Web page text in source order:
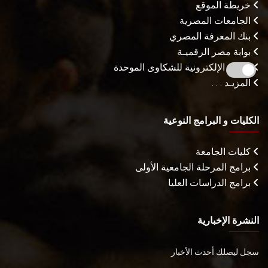
خريطة الموقع
الجامعات المصرية
بنك المعرفة المصري
بوابة مصر الرقميـة
البوابة الإلكترونية للشكاوى الموحدة
المزيـد . . .
الكليات و البرامج النوعية
كليات الجامعة
برامج المرحلة الجامعية الأولى
برامج الدراسات العليا
النشرة الإخبارية
سجل ليصلك أحدث الأخبار